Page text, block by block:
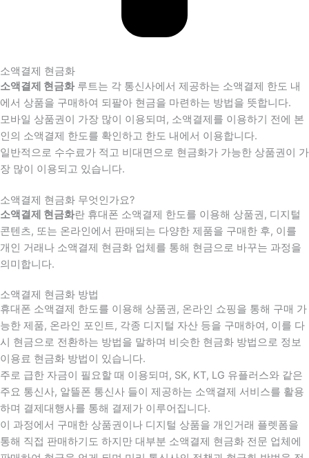
소액결제 현금화
소액결제 현금화루트는 각 통신사에서 제공하는 소액결제 한도 내
에서 상품을 구매하여 되팔아 현금을 마련하는 방법을 뜻합니다.
모바일 상품권이 가장 많이 이용되며, 소액결제를 이용하기 전에 본
인의 소액결제 한도를 확인하고 한도 내에서 이용합니다.
일반적으로 수수료가 적고 비대면으로 현금화가 가능한 상품권이 가
장 많이 이용되고 있습니다.
소액결제 현금화 무엇인가요?
소액결제 현금화란 휴대폰 소액결제 한도를 이용해 상품권, 디지털
콘텐츠, 또는 온라인에서 판매되는 다양한 제품을 구매한 후, 이를
개인 거래나 소액결제 현금화 업체를 통해 현금으로 바꾸는 과정을
의미합니다.
소액결제 현금화 방법
휴대폰 소액결제 한도를 이용해 상품권, 온라인 쇼핑을 통해 구매 가
능한 제품, 온라인 포인트, 각종 디지털 자산 등을 구매하여, 이를 다
시 현금으로 전환하는 방법을 말하며 비슷한 현금화 방법으로 정보
이용료 현금화 방법이 있습니다.
주로 급한 자금이 필요할 때 이용되며, SK, KT, LG 유플러스와 같은
주요 통신사, 알뜰폰 통신사 들이 제공하는 소액결제 서비스를 활용
하며 결제대행사를 통해 결제가 이루어집니다.
이 과정에서 구매한 상품권이나 디지털 상품을 개인거래 플렛폼을
통해 직접 판매하기도 하지만 대부분 소액결제 현금화 전문 업체에